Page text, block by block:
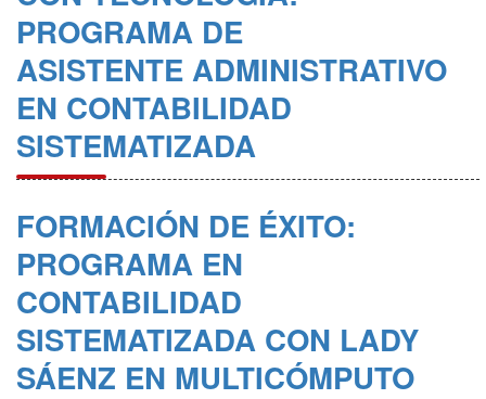
PROGRAMA DE
ASISTENTE ADMINISTRATIVO
EN CONTABILIDAD
SISTEMATIZADA
FORMACIÓN DE ÉXITO:
PROGRAMA EN
CONTABILIDAD
SISTEMATIZADA CON LADY
SÁENZ EN MULTICÓMPUTO